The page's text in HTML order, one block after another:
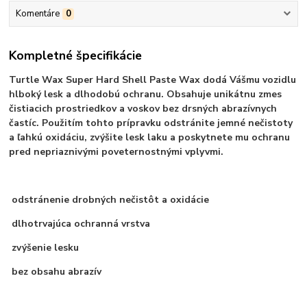
Komentáre 0
Kompletné špecifikácie
Turtle Wax Super Hard Shell Paste Wax dodá Vášmu vozidlu
hlboký lesk a dlhodobú ochranu. Obsahuje unikátnu zmes
čistiacich prostriedkov a voskov bez drsných abrazívnych
častíc. Použitím tohto prípravku odstránite jemné nečistoty
a ľahkú oxidáciu, zvýšite lesk laku a poskytnete mu ochranu
pred nepriaznivými poveternostnými vplyvmi.
odstránenie drobných nečistôt a oxidácie
dlhotrvajúca ochranná vrstva
zvýšenie lesku
bez obsahu abrazív